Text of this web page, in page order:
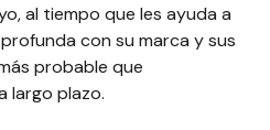
al tiempo que les ayuda a
con su marca y sus
probable que
largo plazo.